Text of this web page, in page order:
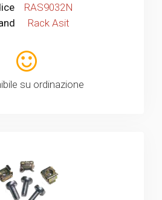
RAS9032N
Rack Asit
su ordinazione